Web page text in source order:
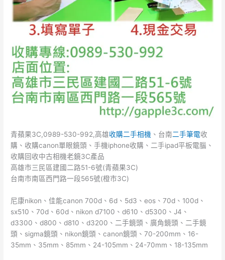
青蘋果3C,0989-530-992,高雄收購二手相機 、台南二手筆電收
購、收購canon單眼鏡頭、手機iphone收購、二手ipad平板電腦、
收購回收中古相機老鏡3C產品
高雄市三民區建國二路51-6號(青蘋果3C)
台南市南區西門路一段565號(橙市3C)
尼康nikon、佳能canon 700d、6d、5d3、eos、70d、100d、
sx510、70d、60d、nikon d7100、d610、d5300、J4、
d3300、d800、d810、d3200、二手鏡頭、廣角鏡頭、二手鏡
頭、sigma鏡頭、nikon鏡頭、canon鏡頭、70-200mm、16-
35mm、35mm、85mm、24-105mm、24-70mm、18-135mm